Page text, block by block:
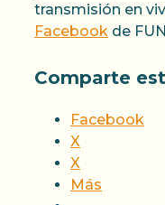
transmisión en
Facebook de
Comparte
Facebook
X
X
Más